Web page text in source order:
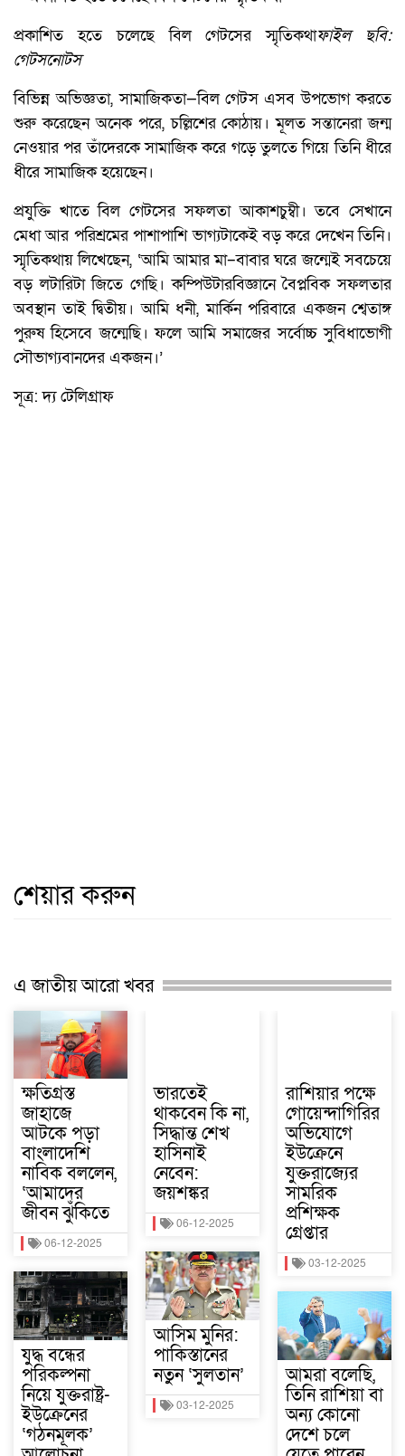
প্রকাশিত হতে চলেছে বিল গেটসের স্মৃতিকথাফাইল ছবি:
গেটসনোটস
বিভিন্ন অভিজ্ঞতা, সামাজিকতা—বিল গেটস এসব উপভোগ করতে
শুরু করেছেন অনেক পরে, চল্লিশের কোঠায়। মূলত সন্তানেরা জন্ম
নেওয়ার পর তাঁদেরকে সামাজিক করে গড়ে তুলতে গিয়ে তিনি ধীরে
ধীরে সামাজিক হয়েছেন।
প্রযুক্তি খাতে বিল গেটসের সফলতা আকাশচুম্বী। তবে সেখানে
মেধা আর পরিশ্রমের পাশাপাশি ভাগ্যটাকেই বড় করে দেখেন তিনি।
স্মৃতিকথায় লিখেছেন, ‘আমি আমার মা–বাবার ঘরে জন্মেই সবচেয়ে
বড় লটারিটা জিতে গেছি। কম্পিউটারবিজ্ঞানে বৈপ্লবিক সফলতার
অবস্থান তাই দ্বিতীয়। আমি ধনী, মার্কিন পরিবারে একজন শ্বেতাঙ্গ
পুরুষ হিসেবে জন্মেছি। ফলে আমি সমাজের সর্বোচ্চ সুবিধাভোগী
সৌভাগ্যবানদের একজন।’
সূত্র: দ্য টেলিগ্রাফ
শেয়ার করুন
এ জাতীয় আরো খবর
ক্ষতিগ্রস্ত
জাহাজে
আটকে পড়া
বাংলাদেশি
নাবিক বললেন,
‘আমাদের
জীবন ঝুঁকিতে
06-12-2025
যুদ্ধ বন্ধের
পরিকল্পনা
নিয়ে যুক্তরাষ্ট্র-
ইউক্রেনের
‘গঠনমূলক’
ভারতেই
থাকবেন কি না,
সিদ্ধান্ত শেখ
হাসিনাই
নেবেন:
জয়শঙ্কর
06-12-2025
আসিম মুনির:
পাকিস্তানের
নতুন ‘সুলতান’
03-12-2025
রাশিয়ার পক্ষে
গোয়েন্দাগিরির
অভিযোগে
ইউক্রেনে
যুক্তরাজ্যের
সামরিক
প্রশিক্ষক
গ্রেপ্তার
03-12-2025
আমরা বলেছি,
তিনি রাশিয়া বা
অন্য কোনো
দেশে চলে